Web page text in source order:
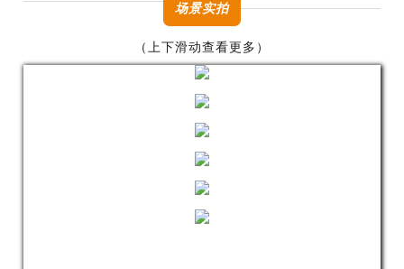
场景实拍
（上下滑动查看更多）